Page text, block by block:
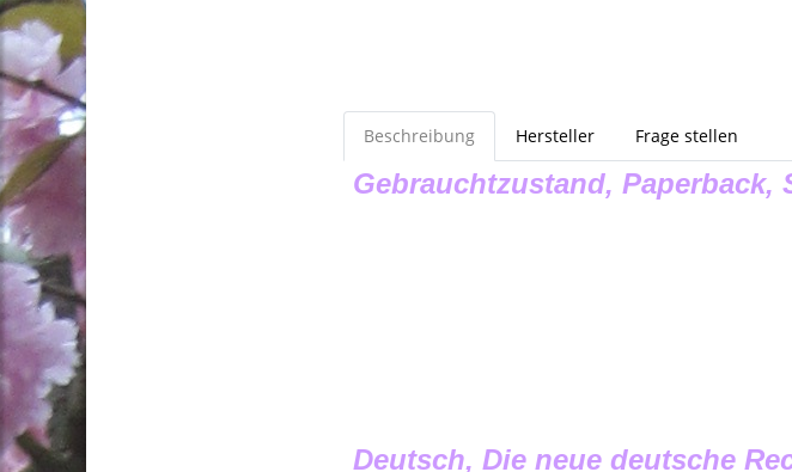
Beschreibung Hersteller Frage stellen
Gebrauchtzustand, Paperback,
Deutsch, Die neue deutsche